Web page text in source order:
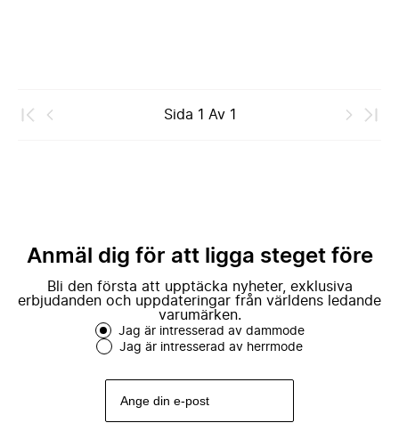
Sida 1 Av 1
Anmäl dig för att ligga steget före
Bli den första att upptäcka nyheter, exklusiva
erbjudanden och uppdateringar från världens ledande
varumärken.
Jag är intresserad av dammode
Jag är intresserad av herrmode